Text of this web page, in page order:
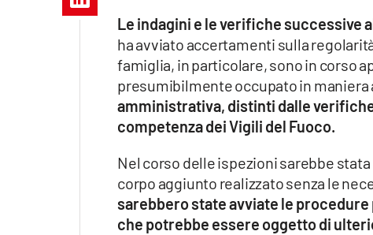
Vai
Le indagini e le verifiche successive
ha avviato accertamenti sulla
famiglia, in particolare, sono in corso
presumibilmente occupato in maniera
amministrativa, distinti dalle
competenza dei Vigili del Fuoco.
Nel corso delle ispezioni sarebbe
corpo aggiunto realizzato senza le
sarebbero state avviate le
che potrebbe essere oggetto di